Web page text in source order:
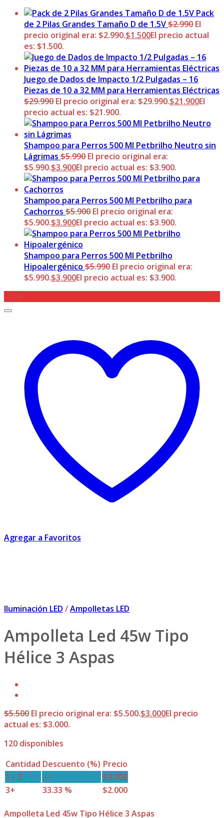
Pack
de 2 Pilas Grandes Tamaño D de 1.5V$2.990 El
precio original era: $2.990.$1.500El precio actual
es: $1.500.
Juego de Dados de Impacto 1/2 Pulgadas – 16
Piezas de 10 a 32 MM para Herramientas Eléctricas
$29.990 El precio original era: $29.990.$21.900El
precio actual es: $21.900.
Shampoo para Perros 500 Ml Petbrilho Neutro sin
Lágrimas $5.990 El precio original era:
$5.990.$3.900El precio actual es: $3.900.
Shampoo para Perros 500 Ml Petbrilho para
Cachorros $5.900 El precio original era:
$5.900.$3.900El precio actual es: $3.900.
Shampoo para Perros 500 Ml Petbrilho
Hipoalergénico $5.990 El precio original era:
$5.990.$3.900El precio actual es: $3.900.
Agregar a Favoritos
Iluminación LED /Ampolletas LED
Ampolleta Led 45w Tipo
Hélice 3 Aspas
$5.500 El precio original era: $5.500.$3.000El precio
actual es: $3.000.
120 disponibles
Cantidad Descuento (%) Precio
1 - 2
— $3.000
3+
33.33 % $2.000
Ampolleta Led 45w Tipo Hélice 3 Aspas